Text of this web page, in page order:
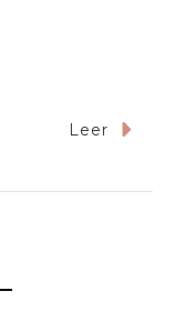
Leer